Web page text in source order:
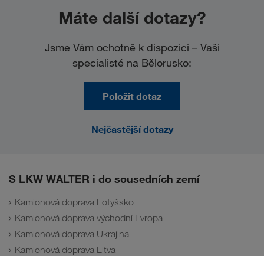
Máte další dotazy?
Jsme Vám ochotně k dispozici – Vaši
specialisté na Bělorusko:
Položit dotaz
Nejčastější dotazy
S LKW WALTER i do sousedních zemí
Kamionová doprava Lotyšsko
Kamionová doprava východní Evropa
Kamionová doprava Ukrajina
Kamionová doprava Litva